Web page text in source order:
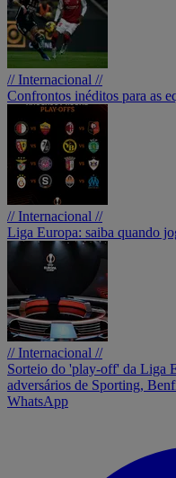
// Internacional //
Confrontos inéditos para as
// Internacional //
Liga Europa: saiba quando
// Internacional //
Sorteio do 'play-off' da Liga
adversários de Sporting,
WhatsApp